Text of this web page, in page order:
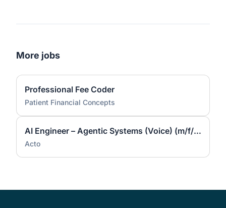
More jobs
Professional Fee Coder
Patient Financial Concepts
AI Engineer – Agentic Systems (Voice) (m/f/d)
Acto